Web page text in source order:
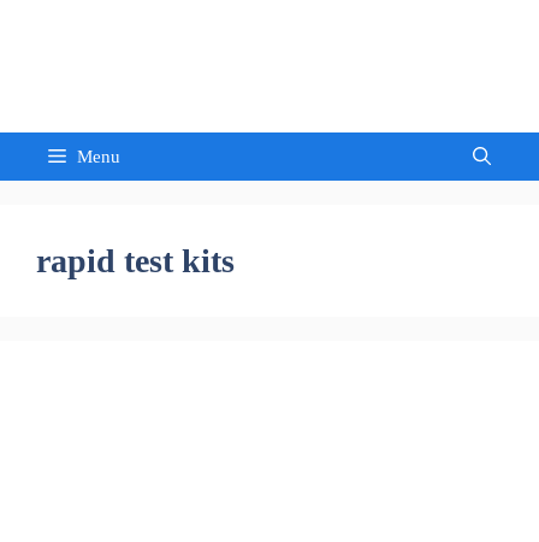
Menu
rapid test kits